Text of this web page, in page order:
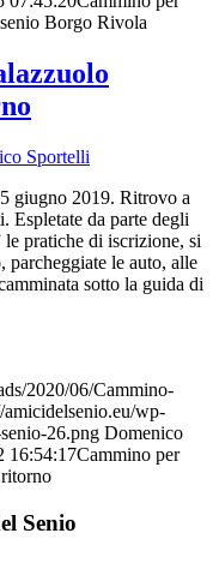
Borgo Rivola
Sportelli
giugno 2019. Ritrovo a
Espletate da parte degli
pratiche di iscrizione, si
parcheggiate le auto, alle
sotto la guida di
2020/06/Cammino-
amicidelsenio.eu/wp-
26.png Domenico
16:54:17Cammino per
ritorno
Senio